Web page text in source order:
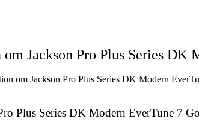
Jackson Pro Plus Series DK
om Jackson Pro Plus Series DK Modern
Plus Series DK Modern EverTune 7